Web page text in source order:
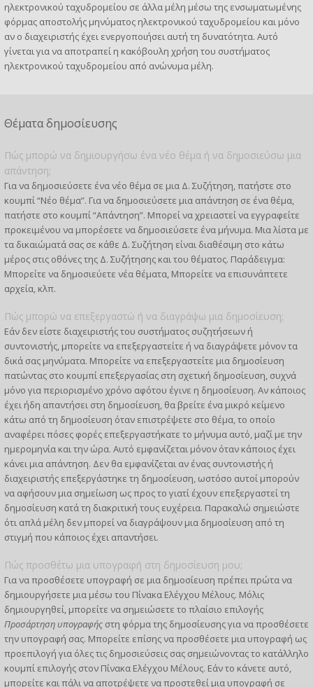
ηλεκτρονικού ταχυδρομείου σε άλλα μέλη μέσω της ενσωματωμένης
φόρμας αποστολής μηνύματος ηλεκτρονικού ταχυδρομείου και μόνο
αν ο διαχειριστής έχει ενεργοποιήσει αυτή τη δυνατότητα. Αυτό
γίνεται για να αποτραπεί η κακόβουλη χρήση του συστήματος
ηλεκτρονικού ταχυδρομείου από ανώνυμα μέλη.
Θέματα δημοσίευσης
Πώς μπορώ να δημιουργήσω ένα νέο θέμα ή να δημοσιεύσω μια
απάντηση;
Για να δημοσιεύσετε ένα νέο θέμα σε μια Δ. Συζήτηση, πατήστε στο
κουμπί “Νέο θέμα”. Για να δημοσιεύσετε μια απάντηση σε ένα θέμα,
πατήστε στο κουμπί “Απάντηση”. Μπορεί να χρειαστεί να εγγραφείτε
προκειμένου να μπορέσετε να δημοσιεύσετε ένα μήνυμα. Μια λίστα με
τα δικαιώματά σας σε κάθε Δ. Συζήτηση είναι διαθέσιμη στο κάτω
μέρος στις οθόνες της Δ. Συζήτησης και του θέματος. Παράδειγμα:
Μπορείτε να δημοσιεύετε νέα θέματα, Μπορείτε να επισυνάπτετε
αρχεία, κλπ.
Πώς μπορώ να επεξεργαστώ ή να διαγράψω μια δημοσίευση;
Εάν δεν είστε διαχειριστής του συστήματος συζητήσεων ή
συντονιστής, μπορείτε να επεξεργαστείτε ή να διαγράψετε μόνον τα
δικά σας μηνύματα. Μπορείτε να επεξεργαστείτε μια δημοσίευση
πατώντας στο κουμπί επεξεργασίας στη σχετική δημοσίευση, συχνά
μόνο για περιορισμένο χρόνο αφότου έγινε η δημοσίευση. Αν κάποιος
έχει ήδη απαντήσει στη δημοσίευση, θα βρείτε ένα μικρό κείμενο
κάτω από τη δημοσίευση όταν επιστρέψετε στο θέμα, το οποίο
αναφέρει πόσες φορές επεξεργαστήκατε το μήνυμα αυτό, μαζί με την
ημερομηνία και την ώρα. Αυτό εμφανίζεται μόνον όταν κάποιος έχει
κάνει μια απάντηση. Δεν θα εμφανίζεται αν ένας συντονιστής ή
διαχειριστής επεξεργάστηκε τη δημοσίευση, ωστόσο αυτοί μπορούν
να αφήσουν μια σημείωση ως προς το γιατί έχουν επεξεργαστεί τη
δημοσίευση κατά τη διακριτική τους ευχέρεια. Παρακαλώ σημειώστε
ότι απλά μέλη δεν μπορεί να διαγράψουν μια δημοσίευση από τη
στιγμή που κάποιος έχει απαντήσει.
Πώς προσθέτω μια υπογραφή στη δημοσίευση μου;
Για να προσθέσετε υπογραφή σε μια δημοσίευση πρέπει πρώτα να
δημιουργήσετε μια μέσω του Πίνακα Ελέγχου Μέλους. Μόλις
δημιουργηθεί, μπορείτε να σημειώσετε το πλαίσιο επιλογής
Προσάρτηση υπογραφής στη φόρμα της δημοσίευσης για να προσθέσετε
την υπογραφή σας. Μπορείτε επίσης να προσθέσετε μια υπογραφή ως
προεπιλογή για όλες τις δημοσιεύσεις σας σημειώνοντας το κατάλληλο
κουμπί επιλογής στον Πίνακα Ελέγχου Μέλους. Εάν το κάνετε αυτό,
μπορείτε και πάλι να αποτρέψετε να προστεθεί μια υπογραφή σε